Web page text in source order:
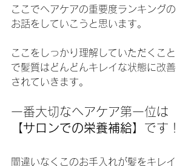
ここでヘアケアの重要度ランキングの
お話をしていこうと思います。
ここをしっかり理解していただくこと
で髪質はどんどんキレイな状態に改善
されていきます。
一番大切なヘアケア第一位は
【サロンでの栄養補給】 です！
間違いなくこのお手入れが髪をキレイ